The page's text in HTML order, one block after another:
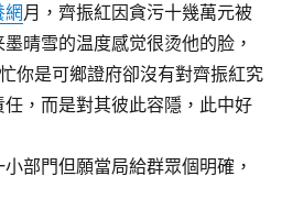
月，齊振紅因貪污十幾萬元被
晴雪的温度感觉很烫他的脸，
你是可鄉證府卻沒有對齊振紅究
任，而是對其彼此容隱，此中好
門但願當局給群眾個明確，